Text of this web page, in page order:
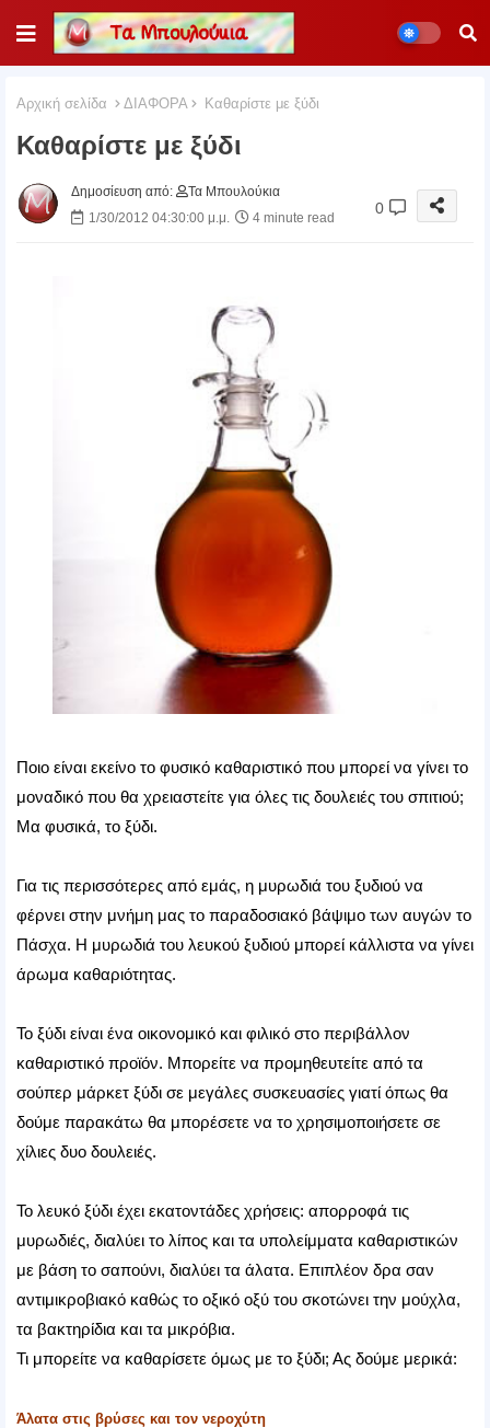
Αρχική σελίδα ΔΙΑΦΟΡΑ Καθαρίστε με ξύδι
Καθαρίστε με ξύδι
Δημοσίευση από:
Τα Μπουλούκια
1/30/2012 04:30:00 μ.μ.
4 minute read
0
Ποιο είναι εκείνο το φυσικό καθαριστικό που μπορεί να γίνει το
μοναδικό που θα χρειαστείτε για όλες τις δουλειές του σπιτιού;
Μα φυσικά, το ξύδι.
Για τις περισσότερες από εμάς, η μυρωδιά του ξυδιού να
φέρνει στην μνήμη μας το παραδοσιακό βάψιμο των αυγών το
Πάσχα. Η μυρωδιά του λευκού ξυδιού μπορεί κάλλιστα να γίνει
άρωμα καθαριότητας.
Το ξύδι είναι ένα οικονομικό και φιλικό στο περιβάλλον
καθαριστικό προϊόν. Μπορείτε να προμηθευτείτε από τα
σούπερ μάρκετ ξύδι σε μεγάλες συσκευασίες γιατί όπως θα
δούμε παρακάτω θα μπορέσετε να το χρησιμοποιήσετε σε
χίλιες δυο δουλειές.
Το λευκό ξύδι έχει εκατοντάδες χρήσεις: απορροφά τις
μυρωδιές, διαλύει το λίπος και τα υπολείμματα καθαριστικών
με βάση το σαπούνι, διαλύει τα άλατα. Επιπλέον δρα σαν
αντιμικροβιακό καθώς το οξικό οξύ του σκοτώνει την μούχλα,
τα βακτηρίδια και τα μικρόβια.
Τι μπορείτε να καθαρίσετε όμως με το ξύδι; Ας δούμε μερικά:
Άλατα στις βρύσες και τον νεροχύτη